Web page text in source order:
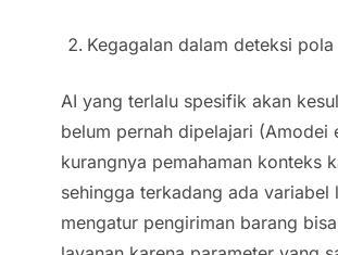
Kegagalan dalam deteksi
AI yang terlalu spesifik akan
belum pernah dipelajari (Amodei
kurangnya pemahaman konteks
sehingga terkadang ada
mengatur pengiriman barang